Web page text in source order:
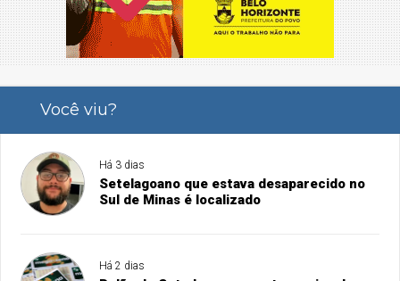
Você viu?
Há 3 dias
Setelagoano que estava desaparecido no
Sul de Minas é localizado
Há 2 dias